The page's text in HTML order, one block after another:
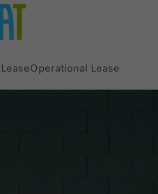
Operational Lease